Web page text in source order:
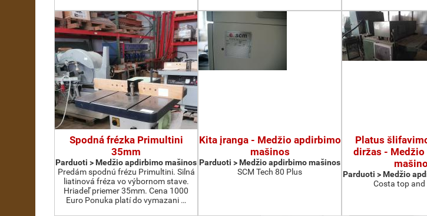
Spodná frézka Primultini
35mm
Parduoti > Medžio apdirbimo mašinos
Predám spodnú frézu Primultini. Silná
liatinová fréza vo výbornom stave.
Hriadeľ priemer 35mm. Cena 1000
Euro Ponuka platí do vymazani …
Kita įranga - Medžio apdirbimo
mašinos
Parduoti > Medžio apdirbimo mašinos
SCM Tech 80 Plus
Platus
diržas -
Parduoti > Medžio
Costa top